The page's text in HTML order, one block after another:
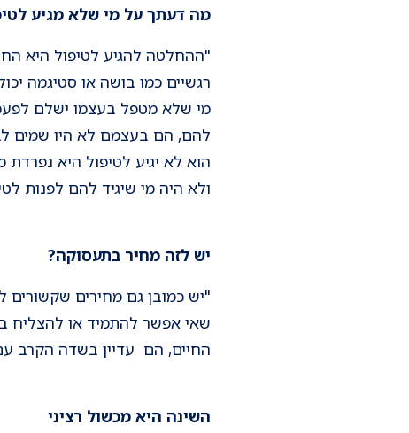
מה דעתך על מי שלא מגיע
"ההחלטה להגיע לטיפול היא
רגשיים כמו בושה או סטיגמה
מי שלא מטפל בעצמו ישלם
להם, הם בעצמם לא היו שמים
הוא לא יגיע לטיפול היא
ולא היה מי שיגיד להם לפנות
יש לזה מחיר בתעסוקה?
"יש כמובן גם מחירים
שאי אפשר להתמיד או להצליח
החיים, הם עדיין בשדה הקרב
השינה היא מכשול רציני